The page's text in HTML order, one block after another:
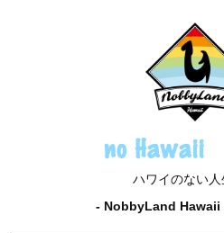
no
ハワイのない人
NobbyLand